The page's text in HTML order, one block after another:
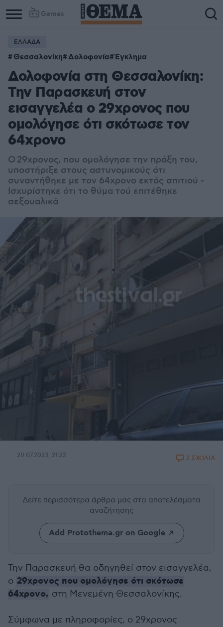
Games
ΕΛΛΑΔΑ
Θεσσαλονίκη Δολοφονία Έγκλημα
Δολοφονία στη Θεσσαλονίκη:
Την Παρασκευή στον
εισαγγελέα ο 29χρονος που
ομολόγησε ότι σκότωσε τον
64χρονο
Ο 29χρονος, που ομολόγησε την πράξη του,
υποστήριξε στους αστυνομικούς ότι
συναντήθηκε με τον 64χρονο εκτός σπιτιού -
Ισχυρίστηκε ότι το θύμα τού επιτέθηκε
σεξουαλικά
20.07.2023, 21:22 2 ΣΧΟΛΙΑ
Δείτε περισσότερα άρθρα μας στα αποτελέσματα
αναζήτησης
Add Protothema.gr on Google
Την Παρασκευή θα οδηγηθεί στον εισαγγελέα,
ο 29χρονος που ομολόγησε ότι σκότωσε
64χρονο, στη Μενεμένη Θεσσαλονίκης.
Σύμφωνα με πληροφορίες, ο 29χρονος